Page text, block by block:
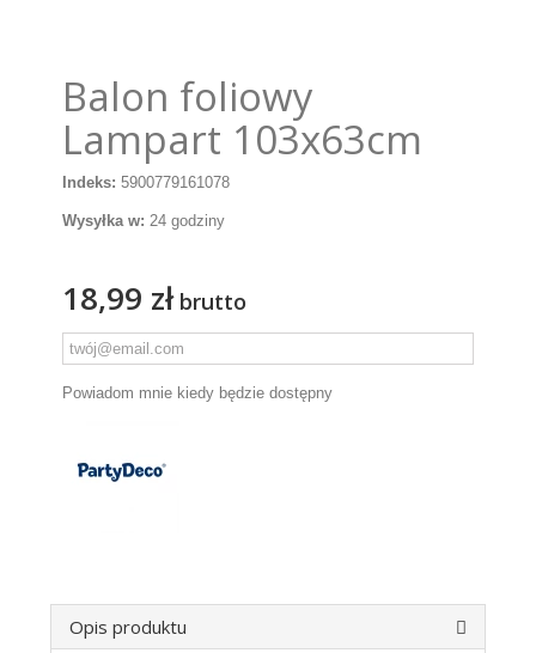
Balon foliowy
Lampart 103x63cm
Indeks: 5900779161078
Wysyłka w: 24 godziny
18,99 złbrutto
Powiadom mnie kiedy będzie dostępny
Opis produktu